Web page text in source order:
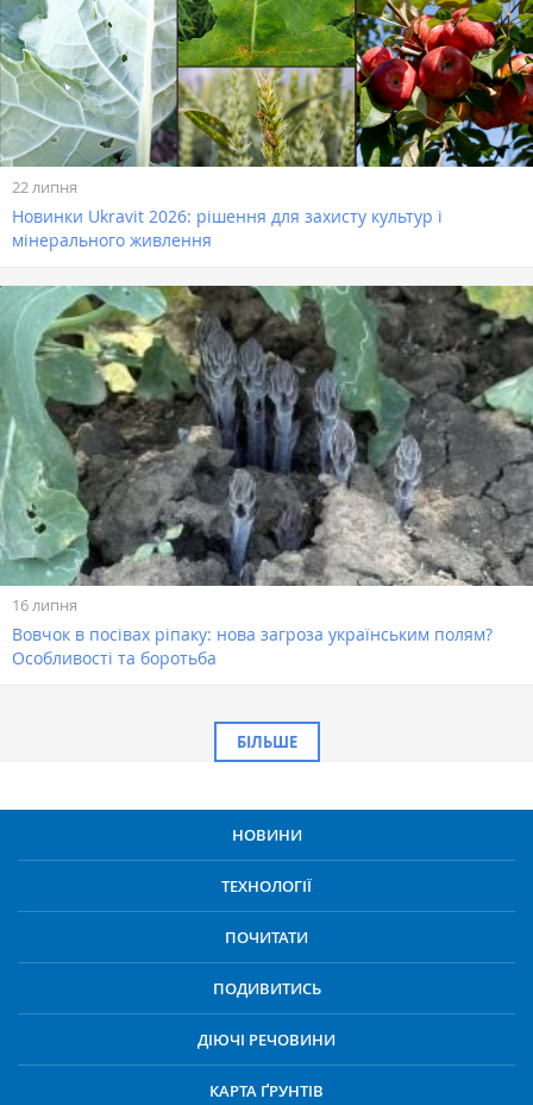
22 липня
Новинки Ukravit 2026: рішення для захисту культур і
мінерального живлення
16 липня
Вовчок в посівах ріпаку: нова загроза українським полям?
Особливості та боротьба
БІЛЬШЕ
НОВИНИ
ТЕХНОЛОГІЇ
ПОЧИТАТИ
ПОДИВИТИСЬ
ДІЮЧІ РЕЧОВИНИ
КАРТА ҐРУНТІВ